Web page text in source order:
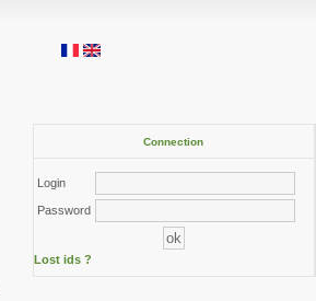
Connection
Login
Password
Lost ids ?